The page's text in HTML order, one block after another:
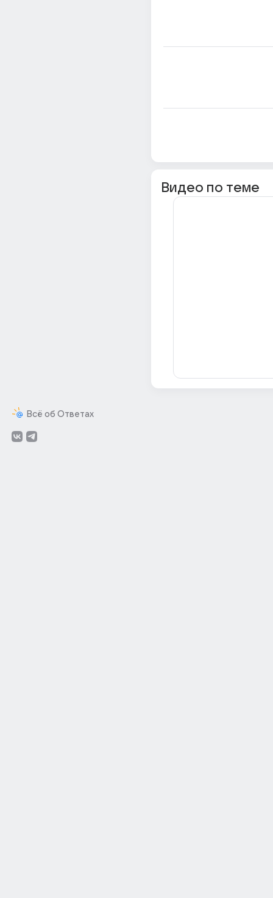
Всё об Ответах
Видео по теме